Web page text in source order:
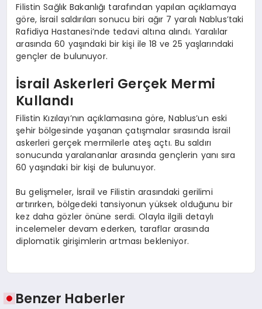
Filistin Sağlık Bakanlığı tarafından yapılan açıklamaya
göre, İsrail saldırıları sonucu biri ağır 7 yaralı Nablus’taki
Rafidiya Hastanesi’nde tedavi altına alındı. Yaralılar
arasında 60 yaşındaki bir kişi ile 18 ve 25 yaşlarındaki
gençler de bulunuyor.
İsrail Askerleri Gerçek Mermi
Kullandı
Filistin Kızılayı’nın açıklamasına göre, Nablus’un eski
şehir bölgesinde yaşanan çatışmalar sırasında İsrail
askerleri gerçek mermilerle ateş açtı. Bu saldırı
sonucunda yaralananlar arasında gençlerin yanı sıra
60 yaşındaki bir kişi de bulunuyor.
Bu gelişmeler, İsrail ve Filistin arasındaki gerilimi
artırırken, bölgedeki tansiyonun yüksek olduğunu bir
kez daha gözler önüne serdi. Olayla ilgili detaylı
incelemeler devam ederken, taraflar arasında
diplomatik girişimlerin artması bekleniyor.
Benzer Haberler